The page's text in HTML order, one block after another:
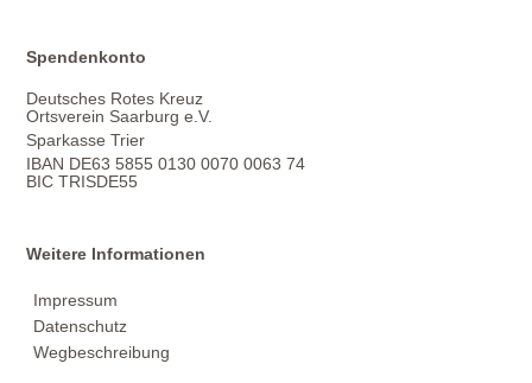
Spendenkonto
Deutsches Rotes Kreuz
Ortsverein Saarburg e.V.
Sparkasse Trier
IBAN DE63 5855 0130 0070 0063 74
BIC TRISDE55
Weitere Informationen
Impressum
Datenschutz
Wegbeschreibung